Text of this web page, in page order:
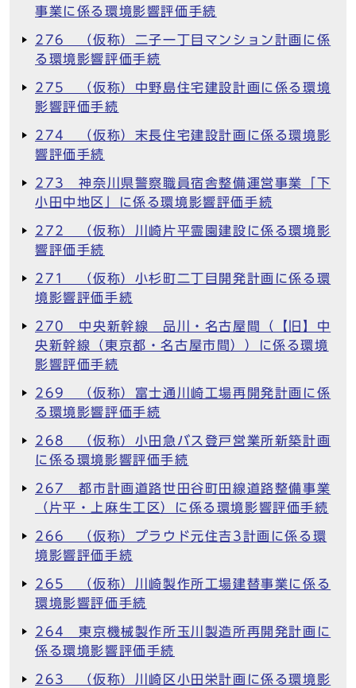
事業に係る環境影響評価手続
276 （仮称）二子一丁目マンション計画に係
る環境影響評価手続
275 （仮称）中野島住宅建設計画に係る環境
影響評価手続
274 （仮称）末長住宅建設計画に係る環境影
響評価手続
273 神奈川県警察職員宿舎整備運営事業「下
小田中地区」に係る環境影響評価手続
272 （仮称）川崎片平霊園建設に係る環境影
響評価手続
271 （仮称）小杉町二丁目開発計画に係る環
境影響評価手続
270 中央新幹線 品川・名古屋間（【旧】中
央新幹線（東京都・名古屋市間））に係る環境
影響評価手続
269 （仮称）富士通川崎工場再開発計画に係
る環境影響評価手続
268 （仮称）小田急バス登戸営業所新築計画
に係る環境影響評価手続
267 都市計画道路世田谷町田線道路整備事業
（片平・上麻生工区）に係る環境影響評価手続
266 （仮称）プラウド元住吉3計画に係る環
境影響評価手続
265 （仮称）川崎製作所工場建替事業に係る
環境影響評価手続
264 東京機械製作所玉川製造所再開発計画に
係る環境影響評価手続
263 （仮称）川崎区小田栄計画に係る環境影